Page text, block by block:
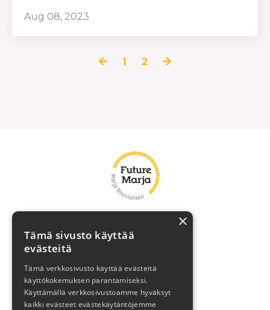
Aug 08, 2023
1 2
Brändivalmennus
Blogi
Varaa aika!
×
Tämä sivusto käyttää
evästeitä
Tämä verkkosivusto käyttää evästeitä
käyttökokemuksen parantamiseksi.
Käyttämällä verkkosivustoamme hyväksyt
kaikki evästeet evästekäytäntöjemme